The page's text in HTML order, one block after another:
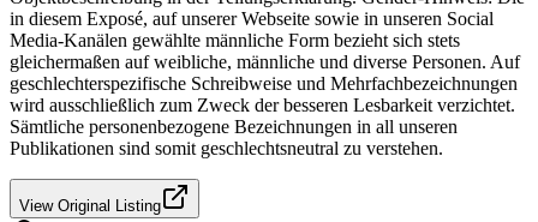
in diesem Exposé, auf unserer Webseite sowie in unseren Social
Media-Kanälen gewählte männliche Form bezieht sich stets
gleichermaßen auf weibliche, männliche und diverse Personen. Auf
geschlechterspezifische Schreibweise und Mehrfachbezeichnungen
wird ausschließlich zum Zweck der besseren Lesbarkeit verzichtet.
Sämtliche personenbezogene Bezeichnungen in all unseren
Publikationen sind somit geschlechtsneutral zu verstehen.
View Original Listing